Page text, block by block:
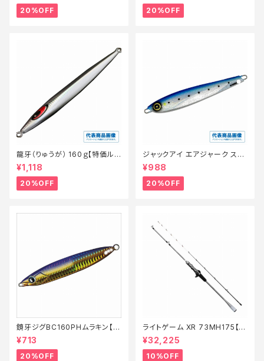
20%OFF 20%OFF
龍牙（りゅうが） 160ｇ【特価ルア
ー】【20】
¥1,118
20%OFF
ジャックアイ エアジャーク スケ
イル FS402-120
¥988
20%OFF
鏡牙ジグBC160PHムラキン【特
価ルアー】【20】
¥713
20%OFF
ライトゲーム XR 73MH175【継
続セール_ロッド】【10】
¥32,225
10%OFF